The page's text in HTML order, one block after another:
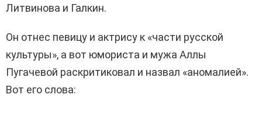
Литвинова и Галкин.
Он отнес певицу и актрису к «части русской
культуры», а вот юмориста и мужа Аллы
Пугачевой раскритиковал и назвал «аномалией».
Вот его слова: